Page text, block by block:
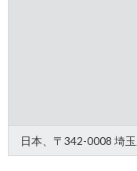
日本、〒342-0008 埼